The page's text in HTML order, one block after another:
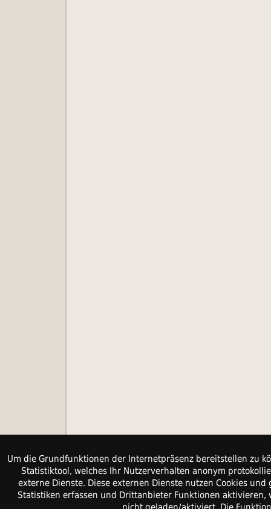
Um die Grundfunktionen der Internetpräsenz bereitstellen zu
Statistiktool, welches Ihr Nutzerverhalten anonym
externe Dienste. Diese externen Dienste nutzen Cookies
Statistiken erfassen und Drittanbieter Funktionen
nicht geladen/aktiviert. Die